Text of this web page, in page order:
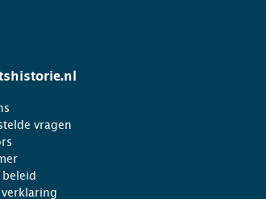
vragen
verklaring